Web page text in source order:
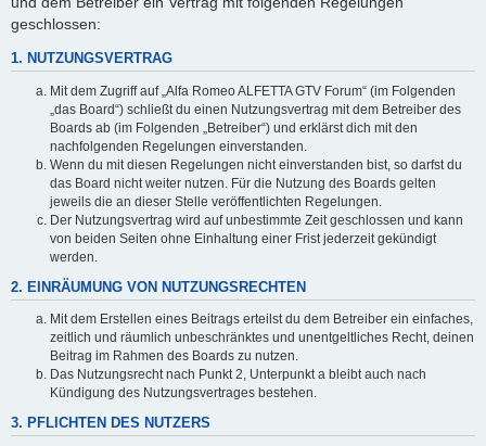
geschlossen:
1. NUTZUNGSVERTRAG
Mit dem Zugriff auf „Alfa Romeo ALFETTA GTV Forum“ (im Folgenden
„das Board“) schließt du einen Nutzungsvertrag mit dem Betreiber des
Boards ab (im Folgenden „Betreiber“) und erklärst dich mit den
nachfolgenden Regelungen einverstanden.
Wenn du mit diesen Regelungen nicht einverstanden bist, so darfst du
das Board nicht weiter nutzen. Für die Nutzung des Boards gelten
jeweils die an dieser Stelle veröffentlichten Regelungen.
Der Nutzungsvertrag wird auf unbestimmte Zeit geschlossen und kann
von beiden Seiten ohne Einhaltung einer Frist jederzeit gekündigt
werden.
2. EINRÄUMUNG VON NUTZUNGSRECHTEN
Mit dem Erstellen eines Beitrags erteilst du dem Betreiber ein einfaches,
zeitlich und räumlich unbeschränktes und unentgeltliches Recht, deinen
Beitrag im Rahmen des Boards zu nutzen.
Das Nutzungsrecht nach Punkt 2, Unterpunkt a bleibt auch nach
Kündigung des Nutzungsvertrages bestehen.
3. PFLICHTEN DES NUTZERS